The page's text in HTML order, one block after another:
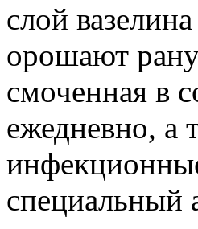
слой
орошают
смоченная в
ежедневно, а
специальный